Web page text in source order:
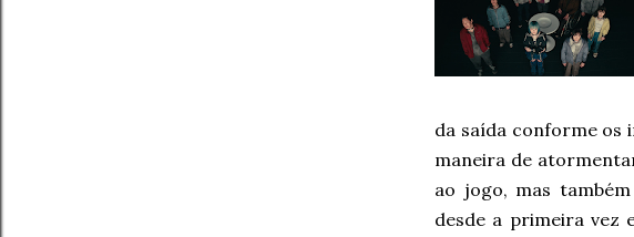
da saída conforme os
maneira de
ao jogo, mas
desde a primeira vez